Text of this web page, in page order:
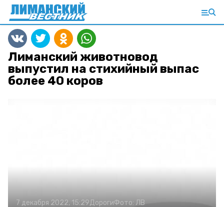
Лиманский животновод
выпустил на стихийный выпас
более 40 коров
7 декабря 2022, 15:29ДорогиФото: ЛВ